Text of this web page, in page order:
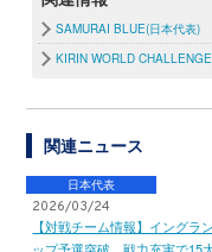
SAMURAI BLUE(日本代表)
KIRIN WORLD
関連ニュース
日本代表
2026/03/24
【対戦チーム情報】イング